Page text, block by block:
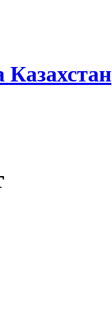
Казахстан